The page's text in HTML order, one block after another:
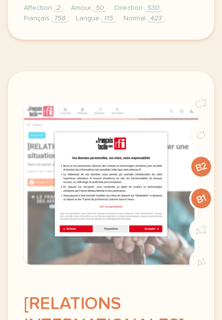
Affection 2 Amour 50 Direction
530
Français
758 Langue 115 Normal 423
didomi host didomi components button cursor
C2
C1
B2
B1
A2
A1
[RELATIONS